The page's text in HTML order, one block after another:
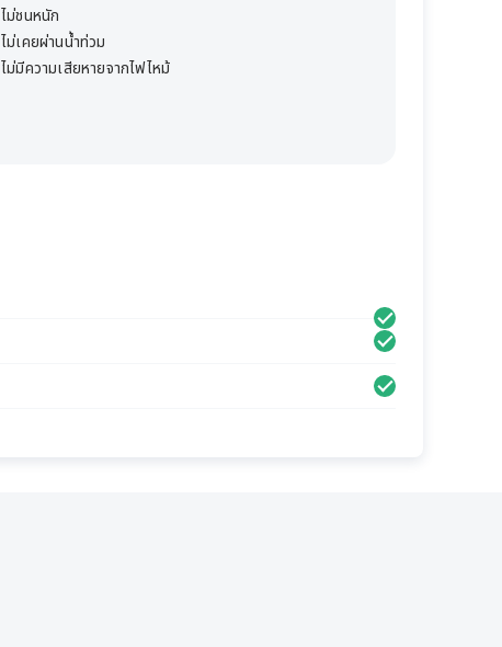
ไม่ชนหนัก
ไม่เคยผ่านน้ำท่วม
ไม่มีความเสียหายจากไฟไหม้